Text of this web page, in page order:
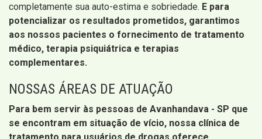
completamente sua auto-estima e sobriedade. E para
potencializar os resultados prometidos, garantimos
aos nossos pacientes o fornecimento de tratamento
médico, terapia psiquiátrica e terapias
complementares.
NOSSAS ÁREAS DE ATUAÇÃO
Para bem servir às pessoas de Avanhandava - SP que
se encontram em situação de vício, nossa clínica de